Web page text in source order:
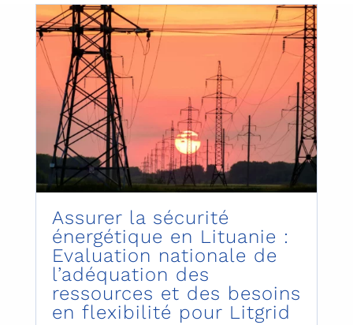
Assurer la sécurité
énergétique en Lituanie :
Evaluation nationale de
l’adéquation des
ressources et des besoins
en flexibilité pour Litgrid